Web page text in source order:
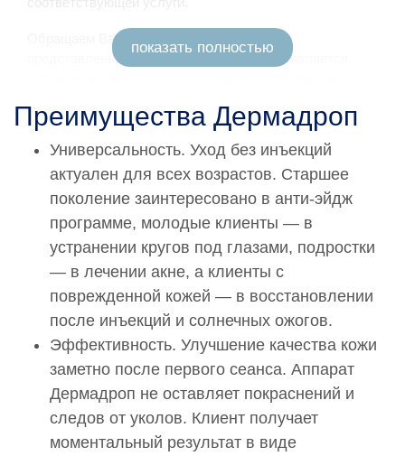
показать полностью
Обращаем Ваше внимание на то, что вся
представленная на сайте информация не является
ценах на услуги Клиники, а также изображения услуг на
исключительно информационный характер. Для
получения более полной информации о стоимости
услуг Вы можете обратиться к администратору
Клиники по адресу: 115419, Москва, 3-й Донской
проезд, дом 1 или по телефону:
Преимущества Дермадроп
Универсальность. Уход без инъекций
актуален для всех возрастов. Старшее
поколение заинтересовано в анти-эйдж
программе, молодые клиенты — в
устранении кругов под глазами, подростки
— в лечении акне, а клиенты с
поврежденной кожей — в восстановлении
после инъекций и солнечных ожогов.
Эффективность. Улучшение качества кожи
заметно после первого сеанса. Аппарат
Дермадроп не оставляет покраснений и
следов от уколов. Клиент получает
моментальный результат в виде